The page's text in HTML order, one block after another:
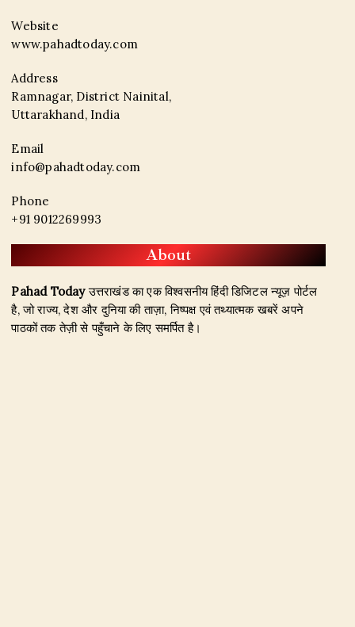
Website
www.pahadtoday.com
Address
Ramnagar, District Nainital,
Uttarakhand, India
Email
info@pahadtoday.com
Phone
+91 9012269993
About
Pahad Todayउत्तराखंड का एक विश्वसनीय हिंदी डिजिटल न्यूज़ पोर्टल
है, जो राज्य, देश और दुनिया की ताज़ा, निष्पक्ष एवं तथ्यात्मक खबरें अपने
पाठकों तक तेज़ी से पहुँचाने के लिए समर्पित है।